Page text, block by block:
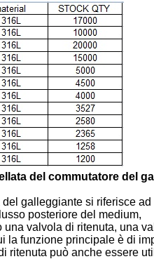
del commutatore del
del galleggiante si riferisce
posteriore del medium,
una valvola di ritenuta, una
la funzione principale è di
ritenuta può anche essere